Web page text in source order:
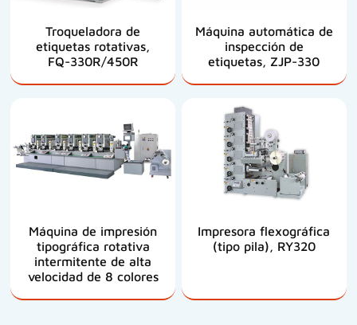
Troqueladora de
etiquetas rotativas,
FQ-330R/450R
Máquina automática de
inspección de
etiquetas, ZJP-330
Máquina de impresión
tipográfica rotativa
intermitente de alta
velocidad de 8 colores
Impresora flexográfica
(tipo pila), RY320